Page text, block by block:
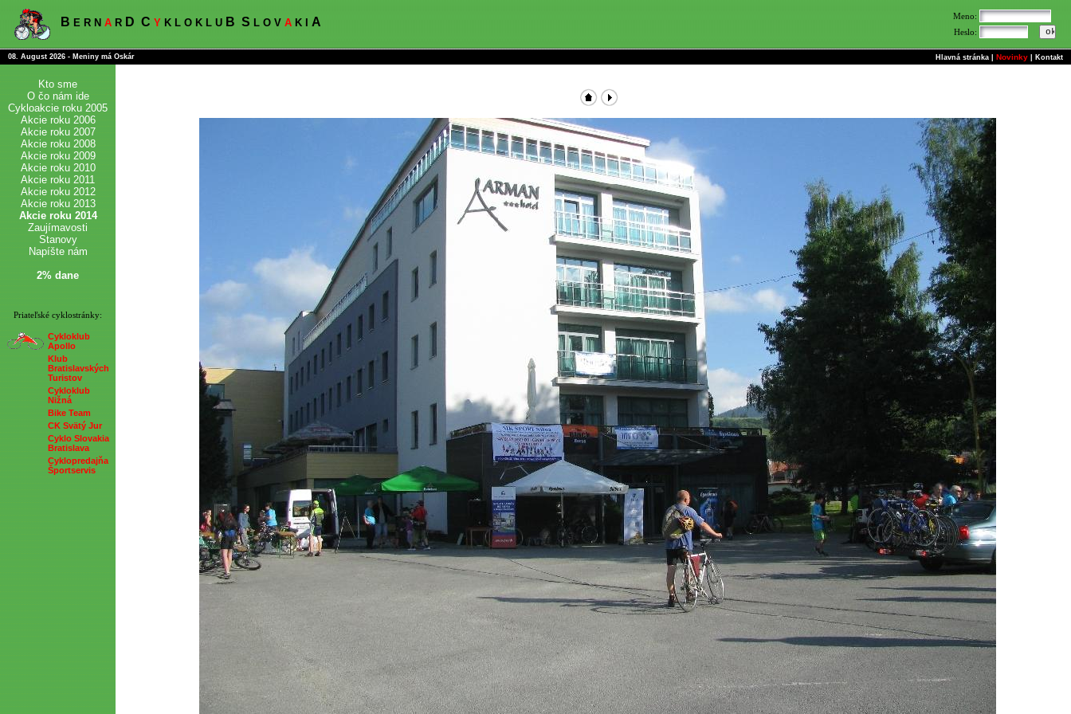
B E R N A R D C Y K L O K L U B S L O V A K I A
Meno:
Heslo:
08. August 2026 - Meniny má Oskár Hlavná stránka Novinky Kontakt
Kto sme
O čo nám ide
Cykloakcie roku 2005
Akcie roku 2006
Akcie roku 2007
Akcie roku 2008
Akcie roku 2009
Akcie roku 2010
Akcie roku 2011
Akcie roku 2012
Akcie roku 2013
Akcie roku 2014
Zaujímavosti
Stanovy
Napíšte nám
2% dane
Priateľské cyklostránky:
Cykloklub
Apollo
Klub
Bratislavských
Turistov
Cykloklub
Nižná
Bike Team
CK Svätý Jur
Cyklo Slovakia
Bratislava
Cyklopredajňa
Športservis